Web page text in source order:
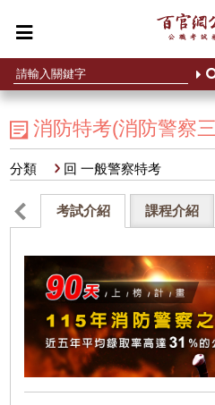
消防特考(消防警察
分類 回 一般警察特考
考試介紹 課程介紹